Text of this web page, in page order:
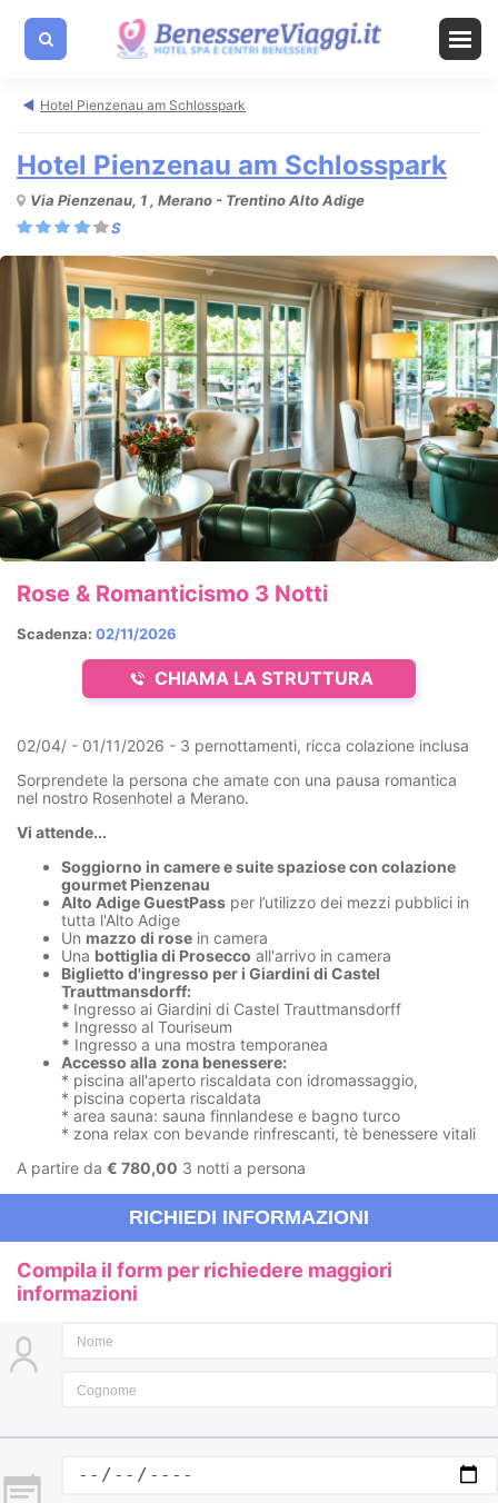
Hotel Pienzenau am Schlosspark
Hotel Pienzenau am Schlosspark
Via Pienzenau, 1 , Merano - Trentino Alto Adige
CHIAMA LA STRUTTURA
Scadenza: 02/11/2026
Rose & Romanticismo 3 Notti
02/04/ - 01/11/2026 - 3 pernottamenti, ricca colazione inclusa
Sorprendete la persona che amate con una pausa romantica
nel nostro Rosenhotel a Merano.
Vi attende...
Soggiorno in camere e suite spaziose con colazione
gourmet Pienzenau
Alto Adige GuestPass per l’utilizzo dei mezzi pubblici in
tutta l'Alto Adige
Un mazzo di rose in camera
Una bottiglia di Prosecco all'arrivo in camera
Biglietto d'ingresso per i Giardini di Castel
Trauttmansdorff:
* Ingresso ai Giardini di Castel Trauttmansdorff
* Ingresso al Touriseum
* Ingresso a una mostra temporanea
Accesso alla zona benessere:
* piscina all'aperto riscaldata con idromassaggio,
* piscina coperta riscaldata
* area sauna: sauna finnlandese e bagno turco
* zona relax con bevande rinfrescanti, tè benessere vitali
A partire da € 780,00 3 notti a persona
RICHIEDI INFORMAZIONI
Compila il form per richiedere maggiori
informazioni